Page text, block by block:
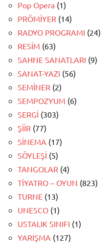
Pop Opera (1)
PRÖMİYER (14)
RADYO PROGRAMI (24)
RESİM (63)
SAHNE SANATLARI (9)
SANAT-YAZI (56)
SEMİNER (2)
SEMPOZYUM (6)
SERGİ (303)
ŞİİR (77)
SİNEMA (17)
SÖYLEŞİ (5)
TANGOLAR (4)
TİYATRO – OYUN (823)
TURNE (13)
UNESCO (1)
USTALIK SINIFI (1)
YARIŞMA (127)